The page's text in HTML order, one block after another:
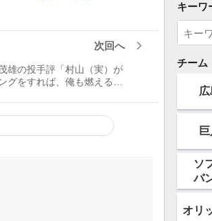
次回へ
雄の投手評「村山（実）が
グをすれば、俺も燃える」
キーワ
チーム
広
ソ
バ
オリ